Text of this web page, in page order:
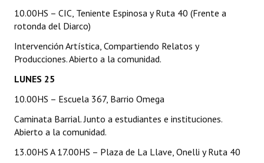
Periodistas Decanos - Registro
Banca del Vecino - Registro
Reconocimientos - Registro
10.00HS – CIC, Teniente Espinosa y Ruta 40 (Frente a
rotonda del Diarco)
Intervención Artística, Compartiendo Relatos y
Producciones. Abierto a la comunidad.
LUNES 25
10.00HS – Escuela 367, Barrio Omega
Caminata Barrial. Junto a estudiantes e instituciones.
Abierto a la comunidad.
13.00HS A 17.00HS – Plaza de La Llave, Onelli y Ruta 40